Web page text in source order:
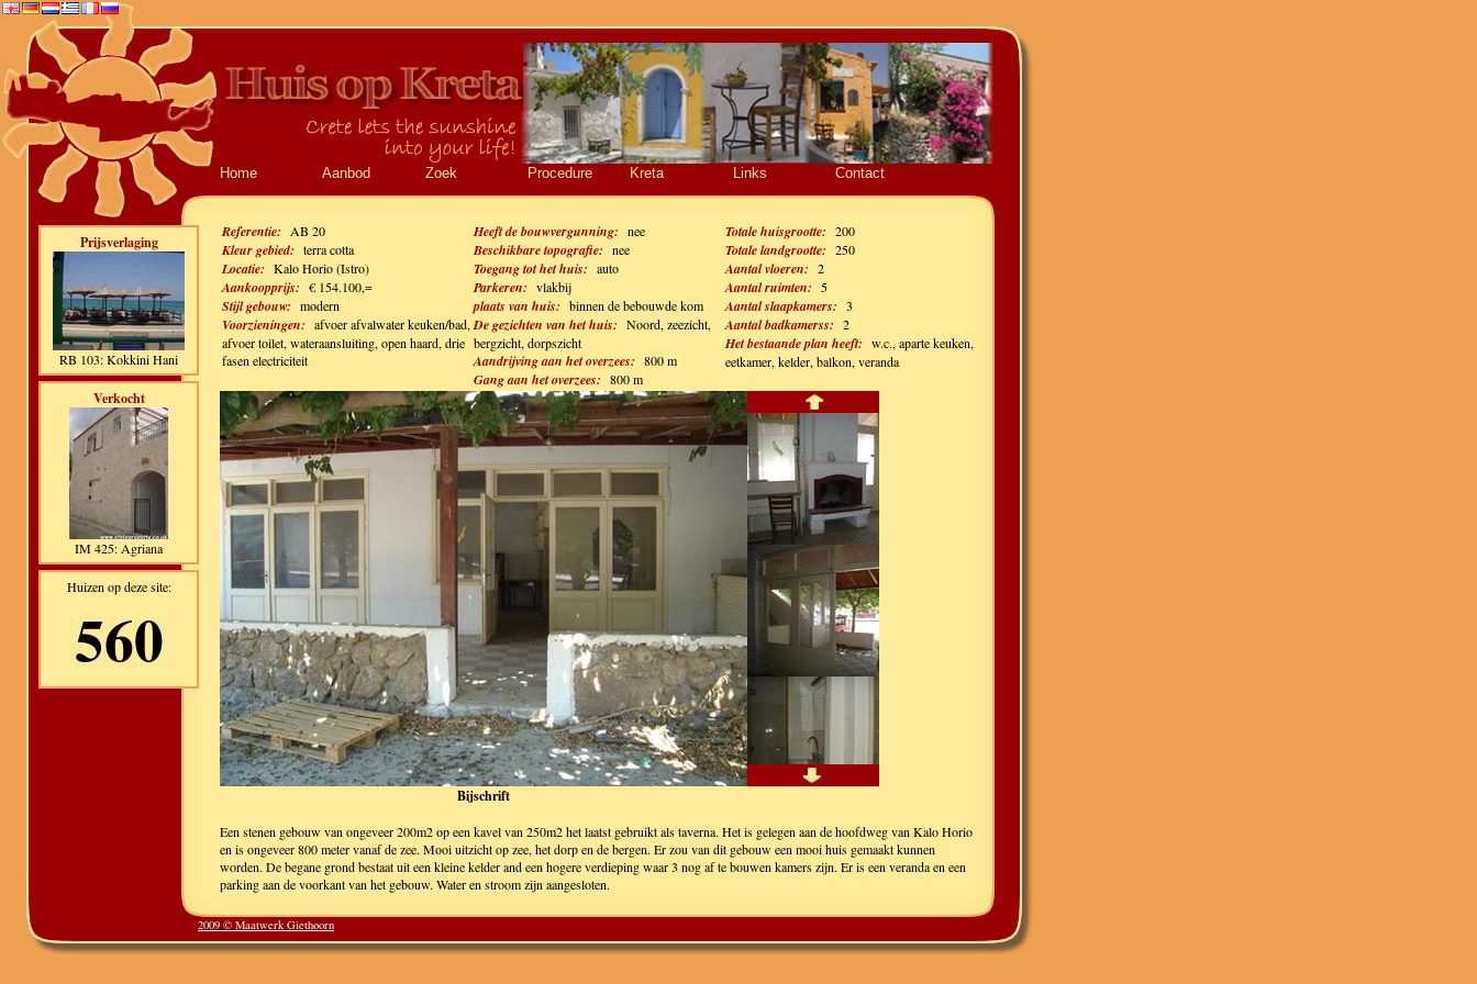
Home Aanbod Zoek Procedure Kreta Links Contact
Prijsverlaging
RB 103: Kokkini Hani
Verkocht
IM 425: Agriana
Huizen op deze site:
560
Referentie: AB 20
Kleur gebied: terra cotta
Locatie: Kalo Horio (Istro)
Aankoopprijs: € 154.100,=
Stijl gebouw: modern
Voorzieningen: afvoer afvalwater keuken/bad,
afvoer toilet, wateraansluiting, open haard, drie
fasen electriciteit
Heeft de bouwvergunning: nee
Beschikbare topografie: nee
Toegang tot het huis: auto
Parkeren: vlakbij
plaats van huis: binnen de bebouwde kom
De gezichten van het huis: Noord, zeezicht,
bergzicht, dorpszicht
Aandrijving aan het overzees: 800 m
Gang aan het overzees: 800 m
Totale huisgrootte: 200
Totale landgrootte: 250
Aantal vloeren: 2
Aantal ruimten: 5
Aantal slaapkamers: 3
Aantal badkamerss: 2
Het bestaande plan heeft: w.c., aparte keuken,
eetkamer, kelder, balkon, veranda
Bijschrift
Een stenen gebouw van ongeveer 200m2 op een kavel van 250m2 het laatst gebruikt als taverna. Het is gelegen aan de hoofdweg van Kalo Horio
en is ongeveer 800 meter vanaf de zee. Mooi uitzicht op zee, het dorp en de bergen. Er zou van dit gebouw een mooi huis gemaakt kunnen
worden. De begane grond bestaat uit een kleine kelder and een hogere verdieping waar 3 nog af te bouwen kamers zijn. Er is een veranda en een
parking aan de voorkant van het gebouw. Water en stroom zijn aangesloten.
2009 © Maatwerk Giethoorn